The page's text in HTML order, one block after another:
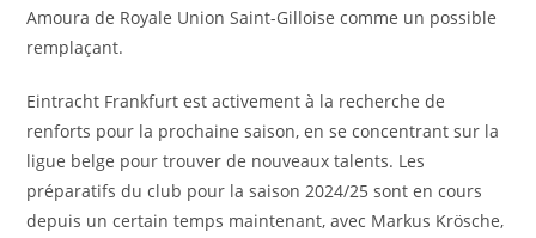
Amoura de Royale Union Saint-Gilloise comme un possible
remplaçant.
Eintracht Frankfurt est activement à la recherche de
renforts pour la prochaine saison, en se concentrant sur la
ligue belge pour trouver de nouveaux talents. Les
préparatifs du club pour la saison 2024/25 sont en cours
depuis un certain temps maintenant, avec Markus Krösche,